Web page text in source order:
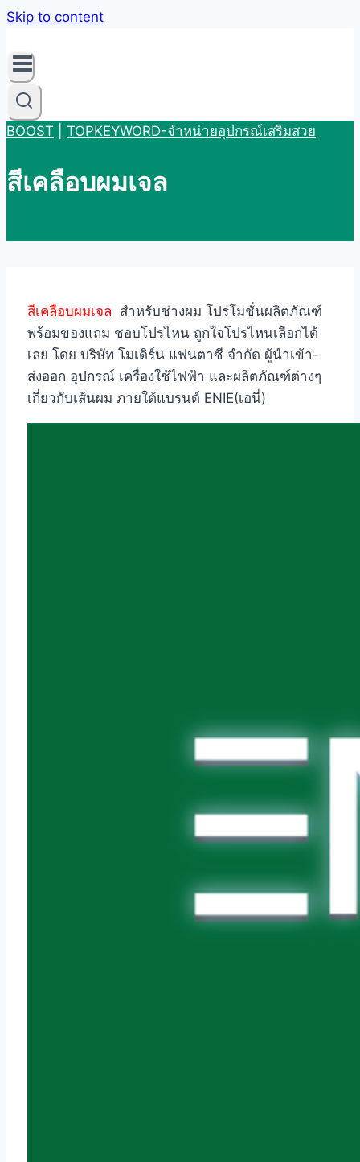
Skip to content
BOOST TOPKEYWORD-จำหน่ายอุปกรณ์เสริมสวย
สีเคลือบผมเจล
สีเคลือบผมเจล สำหรับช่างผม โปรโมชั่นผลิตภัณฑ์
พร้อมของแถม ชอบโปรไหน ถูกใจโปรไหนเลือกได้
เลย โดย บริษัท โมเดิร์น แฟนตาซี จำกัด ผู้นำเข้า-
ส่งออก อุปกรณ์ เครื่องใช้ไฟฟ้า และผลิตภัณฑ์ต่างๆ
เกี่ยวกับเส้นผม ภายใต้แบรนด์ ENIE(เอนี่)